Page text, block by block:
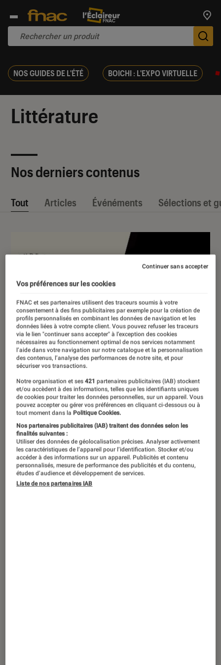
NOS GUIDES DE L'ÉTÉ BOICHI : L'EXPO VIRTUELLE
Littérature
Nos derniers contenus
Tout Articles Événéments Sélections et
Les secrets de ma mère, Jessie Burton
ARTICLE
Livres / BD • 16 mar. 2021
Vos préférences sur les cookies
FNAC et ses partenaires utilisent des traceurs soumis à votre
consentement à des fins publicitaires par exemple pour la création de
profils personnalisés en combinant les données de navigation et les
données liées à votre compte client. Vous pouvez refuser les traceurs
via le lien "continuer sans accepter" à l’exception des cookies
nécessaires au fonctionnement optimal de nos services notamment
l’aide dans votre navigation sur notre catalogue et la personnalisation
des contenus, l’analyse des performances de notre site, et pour
sécuriser vos transactions.
Notre organisation et ses421 partenaires publicitaires (IAB) stockent
et/ou accèdent à des informations, telles que les identifiants uniques
de cookies pour traiter les données personnelles, sur un appareil. Vous
pouvez accepter ou gérer vos préférences en cliquant ci-dessous ou à
tout moment dans la Politique Cookies.
Nos partenaires publicitaires (IAB) traitent des données selon les
finalités suivantes :
Utiliser des données de géolocalisation précises. Analyser activement
les caractéristiques de l’appareil pour l’identification. Stocker et/ou
accéder à des informations sur un appareil. Publicités et contenu
personnalisés, mesure de performance des publicités et du contenu,
études d’audience et développement de services.
Liste de nos partenaires IAB
Continuer sans accepter